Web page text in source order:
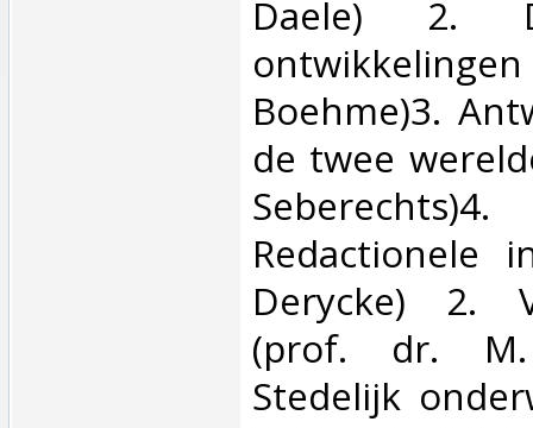
Daele) 2.
Boehme)3.
de twee
Redactionele
Derycke) 2.
(prof. dr.
Stedelijk